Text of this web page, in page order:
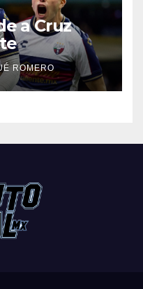
a Cruz
ROMERO